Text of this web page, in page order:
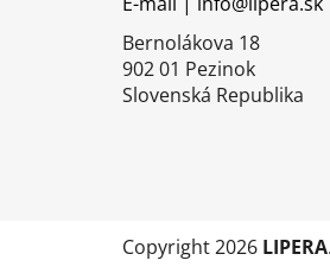
Bernolákova 18
902 01 Pezinok
Slovenská Republika
Copyright 2026 LIPERA